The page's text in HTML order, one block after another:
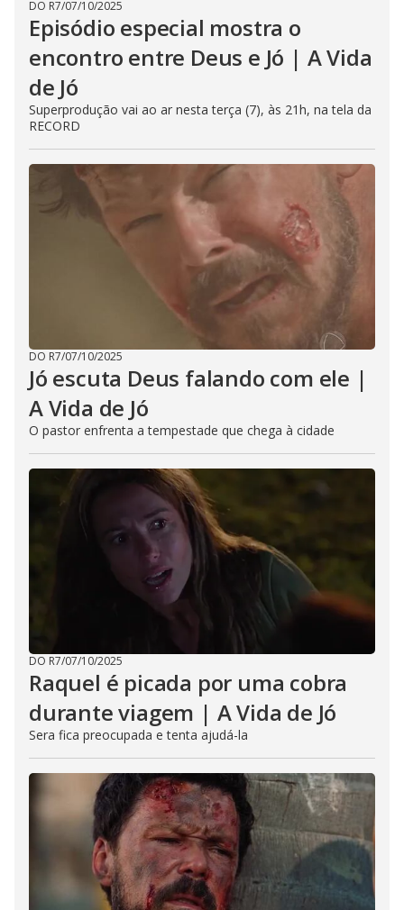
DO R7/07/10/2025
Episódio especial mostra o
encontro entre Deus e Jó | A Vida
de Jó
Superprodução vai ao ar nesta terça (7), às 21h, na tela da
RECORD
DO R7/07/10/2025
Jó escuta Deus falando com ele |
A Vida de Jó
O pastor enfrenta a tempestade que chega à cidade
DO R7/07/10/2025
Raquel é picada por uma cobra
durante viagem | A Vida de Jó
Sera fica preocupada e tenta ajudá-la